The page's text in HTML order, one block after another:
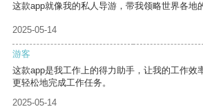
这款app就像我的私人导游，带我领略世界各地
2025-05-14
游客
这款app是我工作上的得力助手，让我的工作效
更轻松地完成工作任务。
2025-05-14